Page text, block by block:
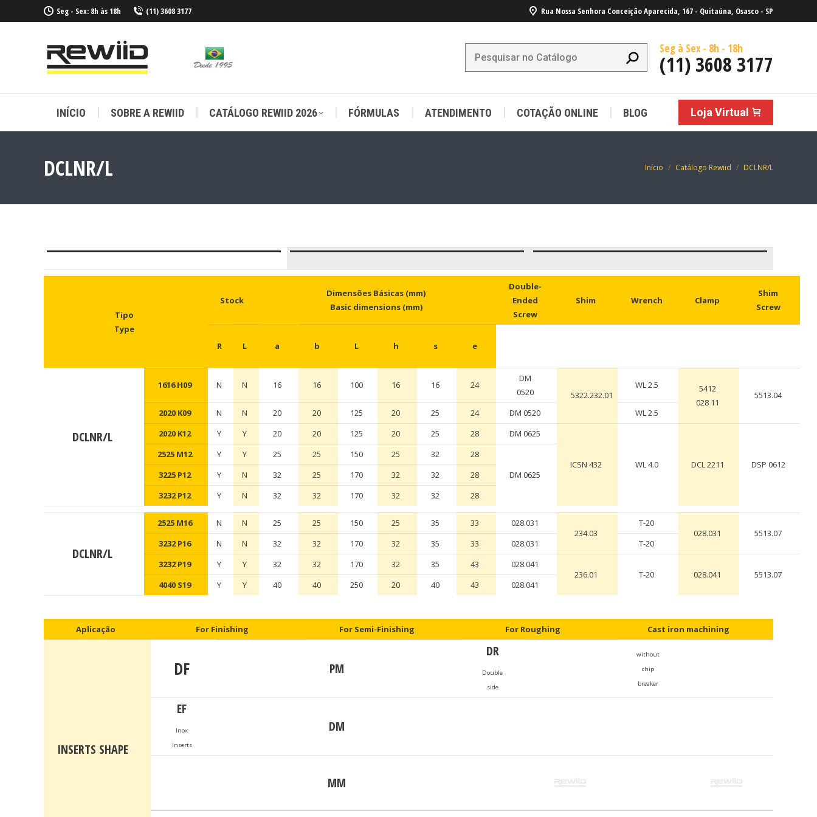
Seg - Sex: 8h às 18h (11) 3608 3177 Rua Nossa Senhora Conceição Aparecida, 167 - Quitaúna, Osasco - SP
Seg à Sex - 8h - 18h
(11) 3608 3177
INÍCIO SOBRE A REWIID CATÁLOGO REWIID 2026 FÓRMULAS ATENDIMENTO COTAÇÃO ONLINE BLOG Loja Virtual
DCLNR/L Você está aqui:
Início Catálogo Rewiid DCLNR/L
Tipo
Type
Stock
Dimensões Básicas (mm)
Basic dimensions (mm)
Double-
Ended
Screw
Shim Wrench Clamp
Shim
Screw
R L a b L h s e
DCLNR/L
1616 H09 N N 16 16 100 16 16 24
DM
0520
5322.232.01
WL 2.5
5412
028 11
5513.04
2020 K09
N N 20 20 125 20 25 24 DM 0520
WL 2.5
2020 K12
Y Y 20 20 125 20 25 28 DM 0625
ICSN 432 WL 4.0 DCL 2211 DSP 0612
2525 M12 Y Y 25 25 150 25 32
28
DM 0625
3225 P12 Y N 32 25 170 32 32
28
3232 P12
Y N 32 32 170 32 32 28
DCLNR/L
2525 M16 N N 25 25 150 25 35 33
028.031
234.03
T-20
028.031
5513.07
3232 P16
N N 32 32 170 32 35 33 028.031
T-20
3232 P19
Y Y 32 32 170 32 35 43
028.041
236.01
T-20 028.041
5513.07
4040 S19
Y Y 40 40 250 20 40 43 028.041
Aplicação For Finishing For Semi-Finishing For Roughing Cast iron machining
INSERTS SHAPE
DF PM
DR
Double
side
without
chip
breaker
EF
Inox
Inserts
DM
MM
INÍCIO SOBRE A REWIID CATÁLOGO REWIID 2026 FÓRMULAS ATENDIMENTO COTAÇÃO ONLINE BLOG Loja Virtual